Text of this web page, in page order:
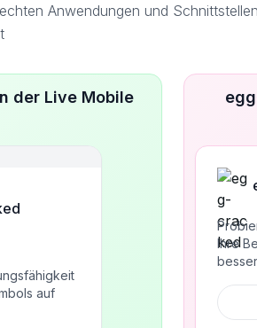
Anwendungen und Schnittstellen
der Live Mobile
auf
Ihre